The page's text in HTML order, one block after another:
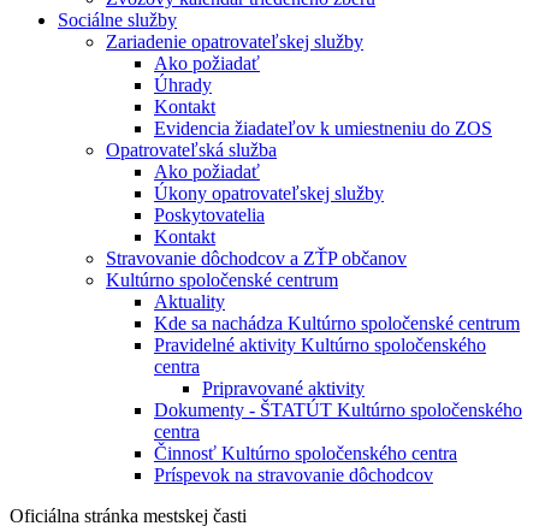
Sociálne služby
Zariadenie opatrovateľskej služby
Ako požiadať
Úhrady
Kontakt
Evidencia žiadateľov k umiestneniu do ZOS
Opatrovateľská služba
Ako požiadať
Úkony opatrovateľskej služby
Poskytovatelia
Kontakt
Stravovanie dôchodcov a ZŤP občanov
Kultúrno spoločenské centrum
Aktuality
Kde sa nachádza Kultúrno spoločenské centrum
Pravidelné aktivity Kultúrno spoločenského
centra
Pripravované aktivity
Dokumenty - ŠTATÚT Kultúrno spoločenského
centra
Činnosť Kultúrno spoločenského centra
Príspevok na stravovanie dôchodcov
Oficiálna stránka mestskej časti